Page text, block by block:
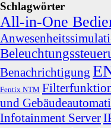
Schlagwörter
All-in-One
Benachrichtigung
Fentix NTM
und
Infotainment Server